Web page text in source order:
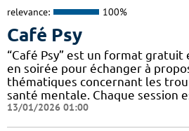
relevance: 100%
Café Psy
“Café Psy” est un format
en soirée pour échanger à
thématiques concernant les
santé mentale. Chaque session
13/01/2026 01:00